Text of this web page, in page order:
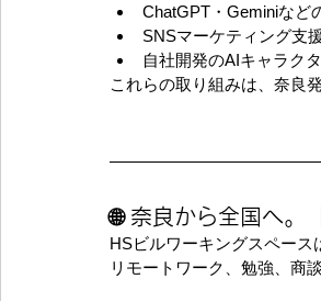
ChatGPT・Geminiなど
SNSマーケティング支
自社開発のAIキャラク
これらの取り組みは、奈良
🌐 奈良から全国へ。
HSビルワーキングスペース
リモートワーク、勉強、商